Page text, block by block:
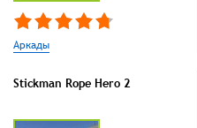
Аркады
Stickman Rope Hero 2